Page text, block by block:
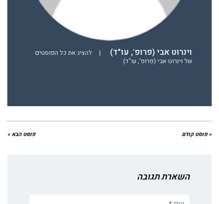
וינרוט אבי (פרופ', עו"ד) |
להציג את כל הפוסטים
של וינרוט אבי (פרופ', עו"ד)
« פוסט קודם פוסט הבא »
השארת תגובה